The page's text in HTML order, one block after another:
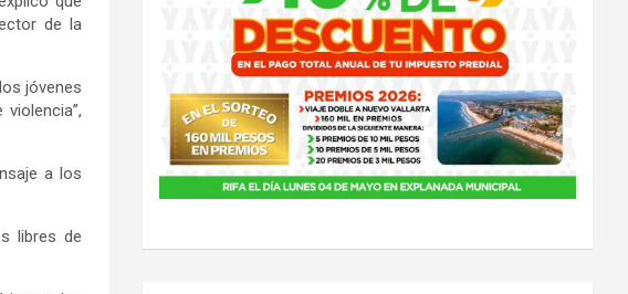
de la
jóvenes
a los
libres de